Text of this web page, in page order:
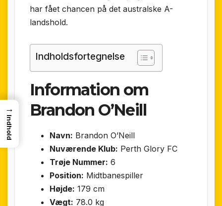
har fået chancen på det australske A-
landshold.
Indholdsfortegnelse
Information om
Brandon O’Neill
Navn: Brandon O’Neill
Nuværende Klub: Perth Glory FC
Trøje Nummer: 6
Position: Midtbanespiller
Højde: 179 cm
Vægt: 78.0 kg
→
Indhold